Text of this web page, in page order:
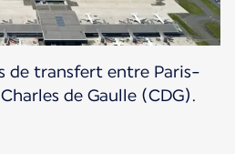
de transfert entre Paris-
de Gaulle (CDG).